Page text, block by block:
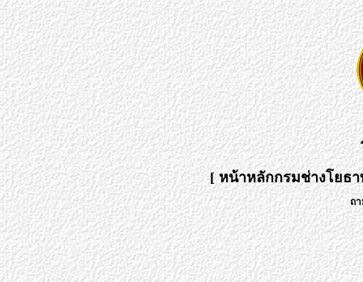
[หน้าหลักกรมช่างโยธา
ถ